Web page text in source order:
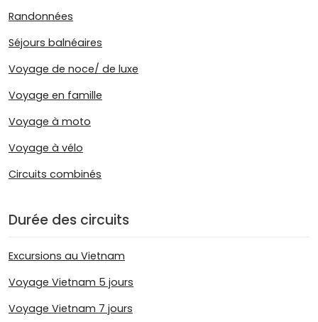
Randonnées
Séjours balnéaires
Voyage de noce/ de luxe
Voyage en famille
Voyage à moto
Voyage à vélo
Circuits combinés
Durée des circuits
Excursions au Vietnam
Voyage Vietnam 5 jours
Voyage Vietnam 7 jours